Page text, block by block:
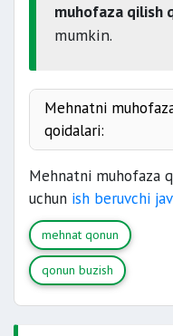
muhofaza qilish
mumkin.
Mehnatni
qoidalari:
savdo xodimlari
dorixona
psixiatriya
tibbiy muassasa
Mehnatni muhofaza
uchun ish beruvchi
mehnat qonun
qonun buzish